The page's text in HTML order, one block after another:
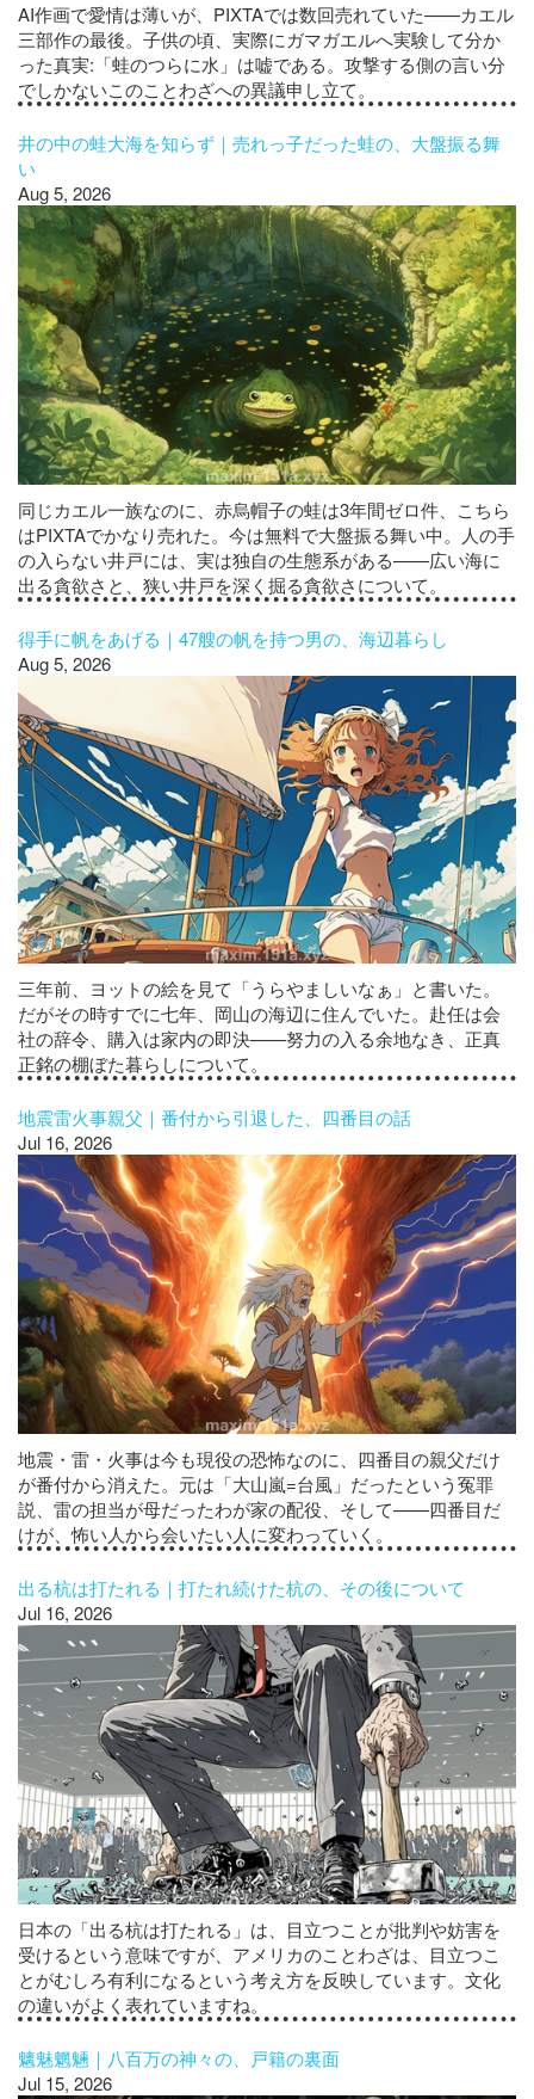
AI作画で愛情は薄いが、PIXTAでは数回売れていた——カエル
三部作の最後。子供の頃、実際にガマガエルへ実験して分か
った真実:「蛙のつらに水」は嘘である。攻撃する側の言い分
でしかないこのことわざへの異議申し立て。
井の中の蛙大海を知らず｜売れっ子だった蛙の、大盤振る舞
い
Aug 5, 2026
同じカエル一族なのに、赤烏帽子の蛙は3年間ゼロ件、こちら
はPIXTAでかなり売れた。今は無料で大盤振る舞い中。人の手
の入らない井戸には、実は独自の生態系がある——広い海に
出る貪欲さと、狭い井戸を深く掘る貪欲さについて。
得手に帆をあげる｜47艘の帆を持つ男の、海辺暮らし
Aug 5, 2026
三年前、ヨットの絵を見て「うらやましいなぁ」と書いた。
だがその時すでに七年、岡山の海辺に住んでいた。赴任は会
社の辞令、購入は家内の即決——努力の入る余地なき、正真
正銘の棚ぼた暮らしについて。
地震雷火事親父｜番付から引退した、四番目の話
Jul 16, 2026
地震・雷・火事は今も現役の恐怖なのに、四番目の親父だけ
が番付から消えた。元は「大山嵐=台風」だったという冤罪
説、雷の担当が母だったわが家の配役、そして——四番目だ
けが、怖い人から会いたい人に変わっていく。
出る杭は打たれる｜打たれ続けた杭の、その後について
Jul 16, 2026
日本の「出る杭は打たれる」は、目立つことが批判や妨害を
受けるという意味ですが、アメリカのことわざは、目立つこ
とがむしろ有利になるという考え方を反映しています。文化
の違いがよく表れていますね。
魑魅魍魎｜八百万の神々の、戸籍の裏面
Jul 15, 2026